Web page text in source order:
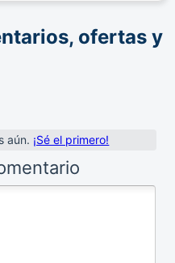
ofertas y
aún. ¡Sé el primero!